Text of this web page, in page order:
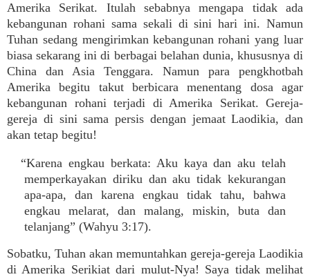
Amerika Serikat. Itulah sebabnya mengapa tidak ada
kebangunan rohani sama sekali di sini hari ini. Namun
Tuhan sedang mengirimkan kebangunan rohani yang luar
biasa sekarang ini di berbagai belahan dunia, khususnya di
China dan Asia Tenggara. Namun para pengkhotbah
Amerika begitu takut berbicara menentang dosa agar
kebangunan rohani terjadi di Amerika Serikat. Gereja-
gereja di sini sama persis dengan jemaat Laodikia, dan
akan tetap begitu!
“Karena engkau berkata: Aku kaya dan aku telah
memperkayakan diriku dan aku tidak kekurangan
apa-apa, dan karena engkau tidak tahu, bahwa
engkau melarat, dan malang, miskin, buta dan
telanjang” (Wahyu 3:17).
Sobatku, Tuhan akan memuntahkan gereja-gereja Laodikia
di Amerika Serikiat dari mulut-Nya! Saya tidak melihat